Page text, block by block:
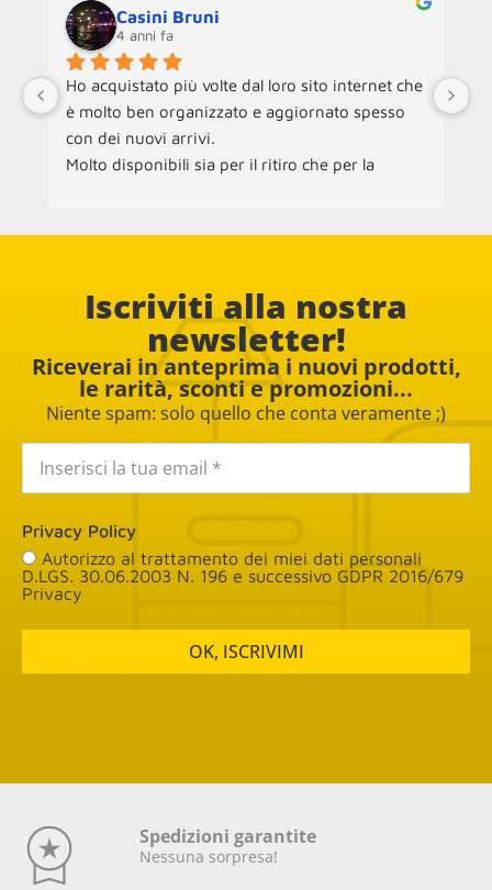
Casini Bruni
4 anni fa
Ho acquistato più volte dal loro sito internet che
è molto ben organizzato e aggiornato spesso
con dei nuovi arrivi.
Molto disponibili sia per il ritiro che per la
Iscriviti alla nostra
newsletter!
Riceverai in anteprima i nuovi prodotti,
le rarità, sconti e promozioni...
Niente spam: solo quello che conta veramente ;)
Privacy Policy
Autorizzo al trattamento dei miei dati personali
D.LGS. 30.06.2003 N. 196 e successivo GDPR 2016/679
Privacy
OK, ISCRIVIMI
Spedizioni garantite
Nessuna sorpresa!